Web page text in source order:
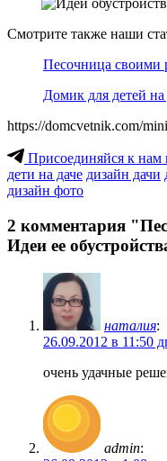
Смотрите также наши
Песочница своими
Домик для детей на
https://domcvetnik.com/
Присоединяйся к нам
дети на даче дизайн дачи
дизайн фото
2 комментария
Идеи ее
наталия:
26.09.2012 в 11:50
очень удачные
admin: